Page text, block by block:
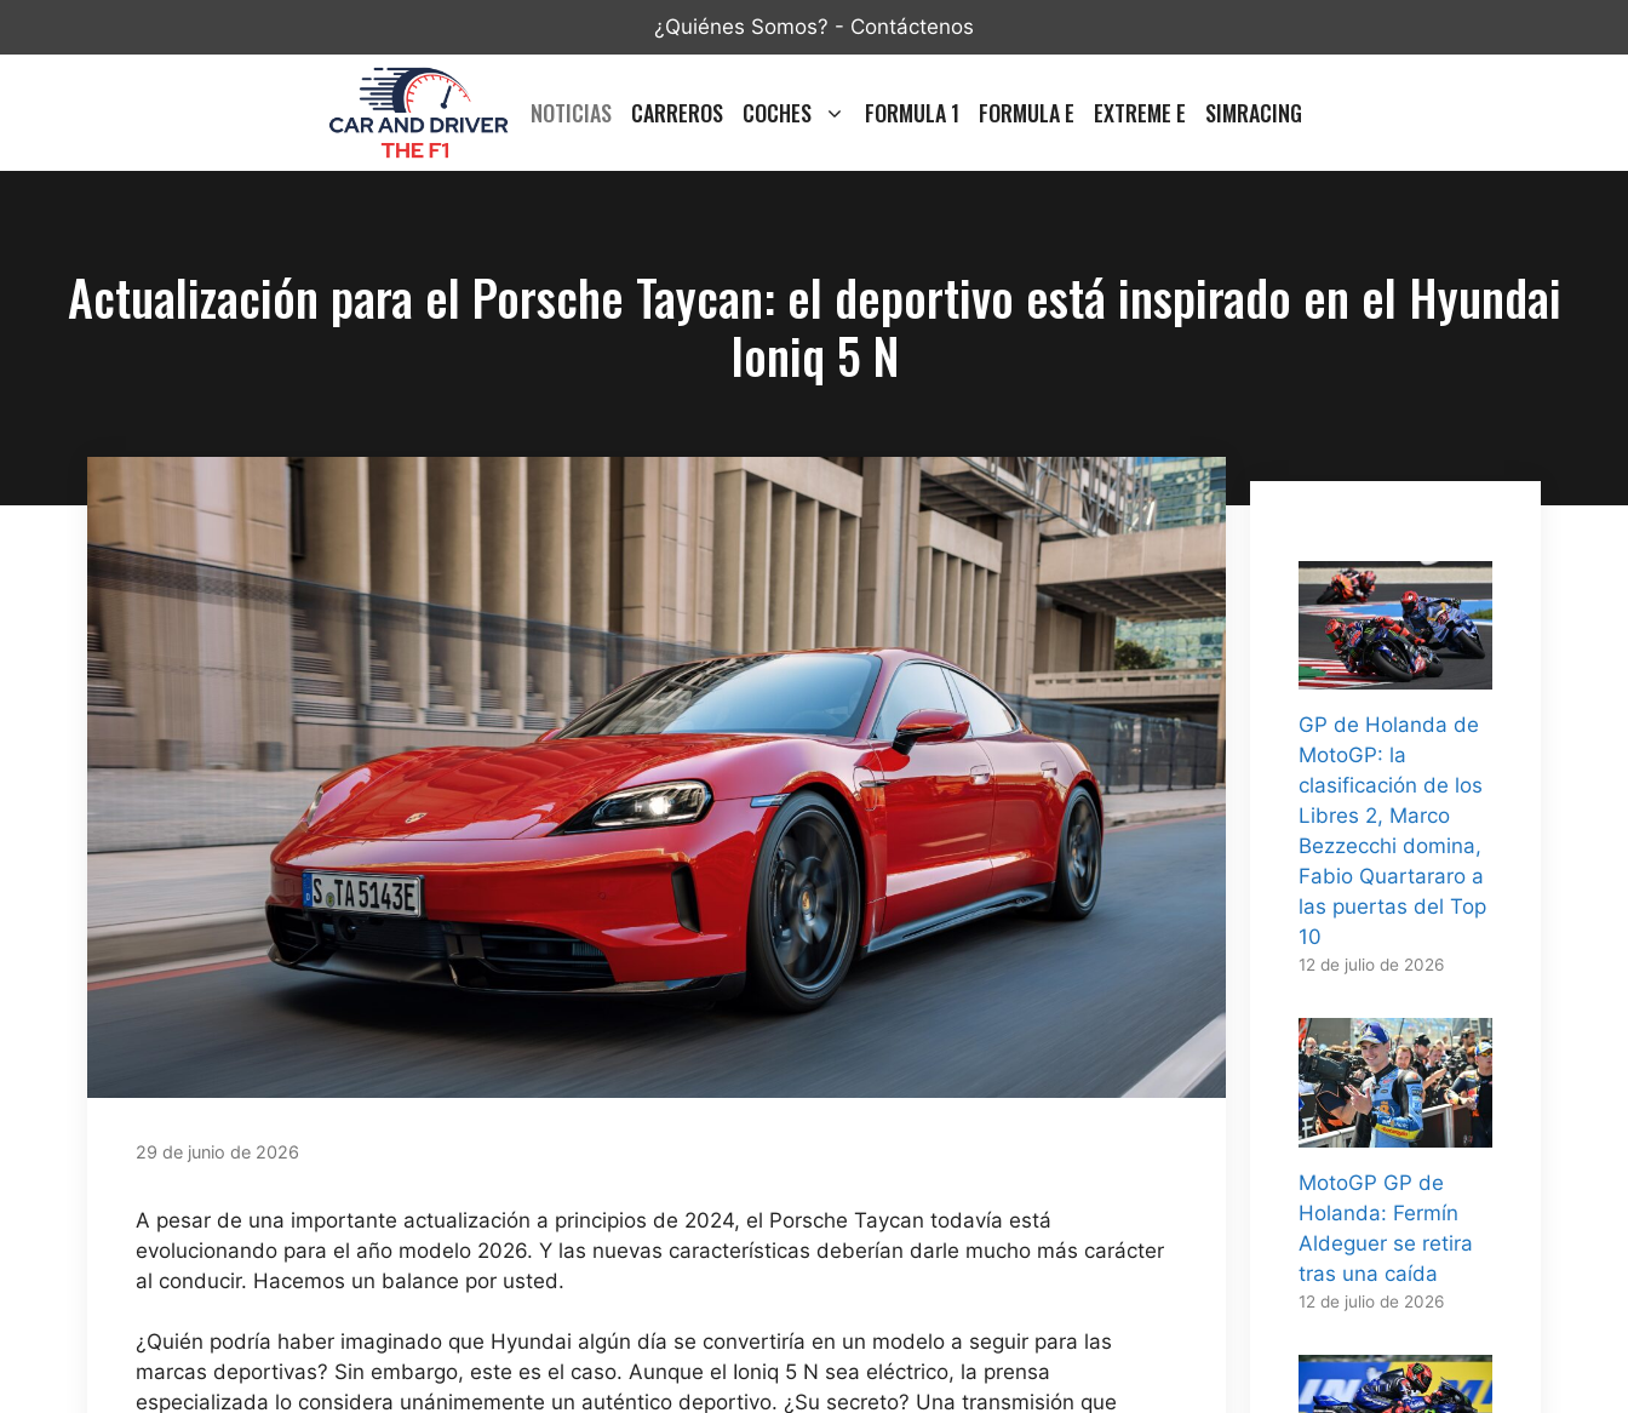
¿Quiénes Somos? - Contáctenos
NOTICIAS CARREROS COCHES FORMULA 1 FORMULA E EXTREME E SIMRACING
Actualización para el Porsche Taycan: el deportivo está inspirado en el Hyundai
Ioniq 5 N
29 de junio de 2026
A pesar de una importante actualización a principios de 2024, el Porsche Taycan todavía está
evolucionando para el año modelo 2026. Y las nuevas características deberían darle mucho más carácter
al conducir. Hacemos un balance por usted.
¿Quién podría haber imaginado que Hyundai algún día se convertiría en un modelo a seguir para las
marcas deportivas? Sin embargo, este es el caso. Aunque el Ioniq 5 N sea eléctrico, la prensa
especializada lo considera unánimemente un auténtico deportivo. ¿Su secreto? Una transmisión que
GP de Holanda de
MotoGP: la
clasificación de los
Libres 2, Marco
Bezzecchi domina,
Fabio Quartararo a
las puertas del Top
10
12 de julio de 2026
MotoGP GP de
Holanda: Fermín
Aldeguer se retira
tras una caída
12 de julio de 2026